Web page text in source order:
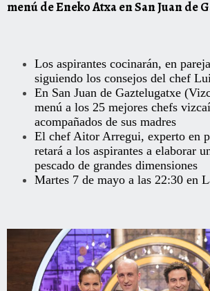
menú de Eneko Atxa en San Juan de
Los aspirantes cocinarán, en
siguiendo los consejos del chef
En San Juan de Gaztelugatxe
menú a los 25 mejores chefs
acompañados de sus madres
El chef Aitor Arregui, experto en
retará a los aspirantes a elaborar
pescado de grandes dimensiones
Martes 7 de mayo a las 22:30 en